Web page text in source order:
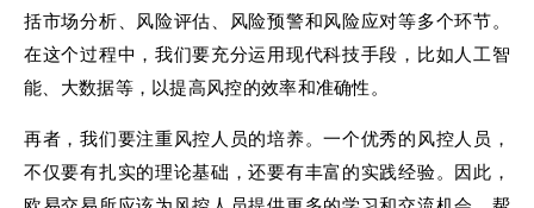
括市场分析、风险评估、风险预警和风险应对等多个环节。
在这个过程中，我们要充分运用现代科技手段，比如人工智
能、大数据等，以提高风控的效率和准确性。
再者，我们要注重风控人员的培养。一个优秀的风控人员，
不仅要有扎实的理论基础，还要有丰富的实践经验。因此，